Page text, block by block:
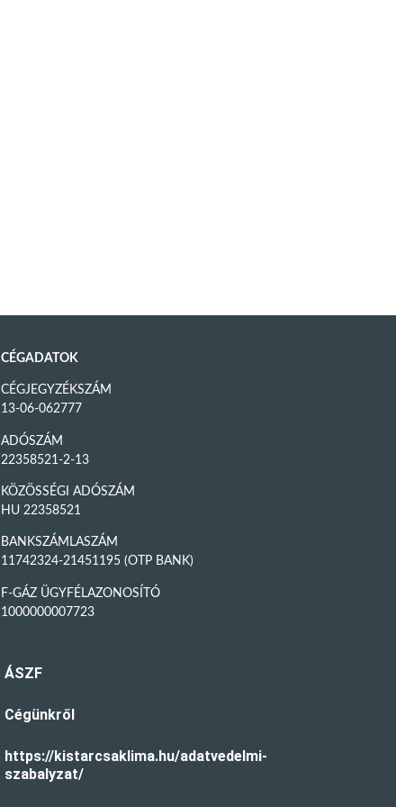
CÉGADATOK
CÉGJEGYZÉKSZÁM
13-06-062777
ADÓSZÁM
22358521-2-13
KÖZÖSSÉGI ADÓSZÁM
HU 22358521
BANKSZÁMLASZÁM
11742324-21451195 (OTP BANK)
F-GÁZ ÜGYFÉLAZONOSÍTÓ
1000000007723
ÁSZF
Cégünkről
https://kistarcsaklima.hu/adatvedelmi-
szabalyzat/